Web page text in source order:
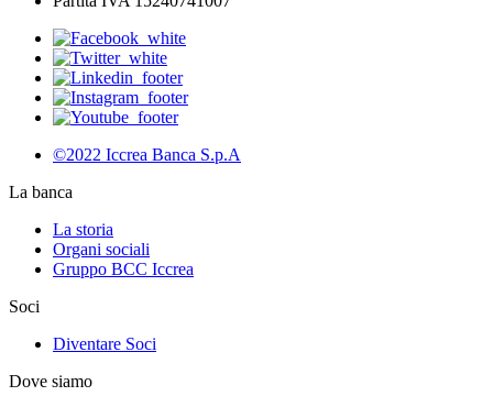
©2022 Iccrea Banca S.p.A
La banca
La storia
Organi sociali
Gruppo BCC Iccrea
Soci
Diventare Soci
Dove siamo